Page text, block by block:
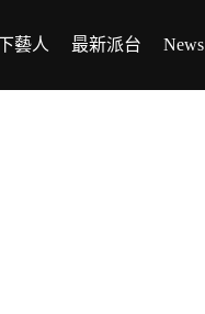
藝人 最新派台 News